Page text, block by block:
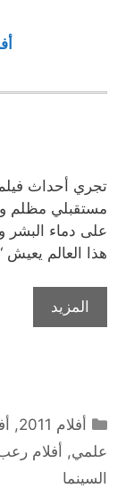
مستقبلي مظلم
على دماء
هذا العالم
المزيد
التصنيفات
أفلام 2011 ,
علمي, أفلام
السينما